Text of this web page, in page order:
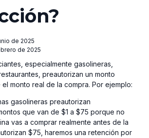
de 2025
de 2025
especialmente gasolineras,
preautorizan un monto
monto real de la compra. Por ejemplo:
gasolineras preautorizan
que van de $1 a $75 porque no
vas a comprar realmente antes de la
$75, haremos una retención por